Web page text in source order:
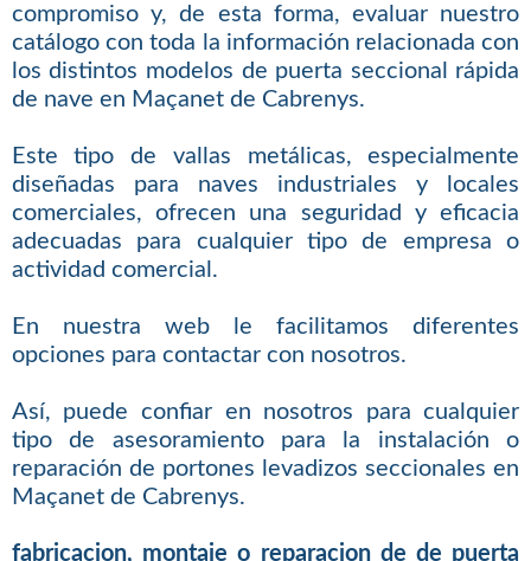
compromiso y, de esta forma, evaluar nuestro
catálogo con toda la información relacionada con
los distintos modelos de puerta seccional rápida
de nave en Maçanet de Cabrenys.
Este tipo de vallas metálicas, especialmente
diseñadas para naves industriales y locales
comerciales, ofrecen una seguridad y eficacia
adecuadas para cualquier tipo de empresa o
actividad comercial.
En nuestra web le facilitamos diferentes
opciones para contactar con nosotros.
Así, puede confiar en nosotros para cualquier
tipo de asesoramiento para la instalación o
reparación de portones levadizos seccionales en
Maçanet de Cabrenys.
fabricacion, montaje o reparacion de de puerta